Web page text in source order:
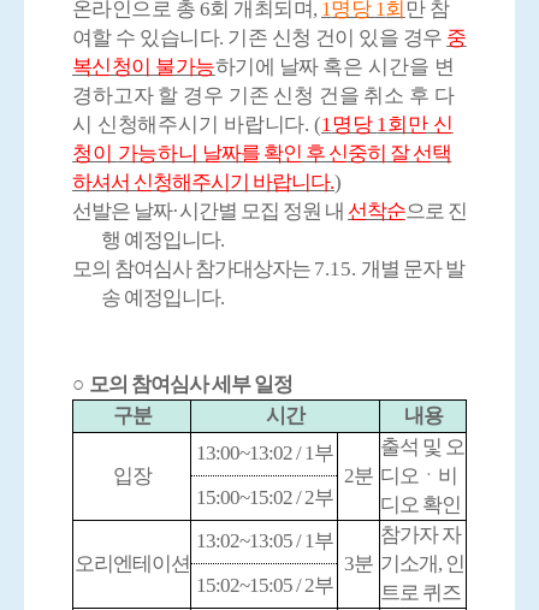
온라인으로 총 6회 개최되며 , 1명당 1회 만 참
여할 수 있습니다. 기존 신청 건이 있을 경우 중
복신청이 불가능하기에 날짜 혹은 시간을 변
경하고자 할 경우 기존 신청 건을 취소 후 다
시 신청해주시기 바랍니다. (1명당 1회만 신
청이 가능하니 날짜를 확인 후 신중히 잘 선택
하셔서 신청해주시기 바랍니다.)
선발은 날짜·시간별 모집 정원 내 선착순으로 진
행 예정입니다.
모의 참여심사 참가대상자는 7.15. 개별 문자 발
송 예정입니다.
○ 모의 참여심사 세부 일정
구분
시간 내용
입장
13:00~13:02 / 1부
2분
출석 및 오
디오 ㆍ 비
디오 확인
15:00~15:02 / 2부
오리엔테이션
13:02~13:05 / 1부
3분
참가자 자
기소개, 인
트로 퀴즈
15:02~15:05 / 2부